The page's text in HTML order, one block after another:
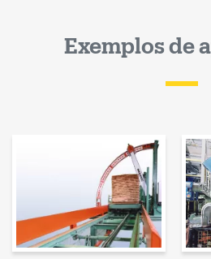
Exemplos de